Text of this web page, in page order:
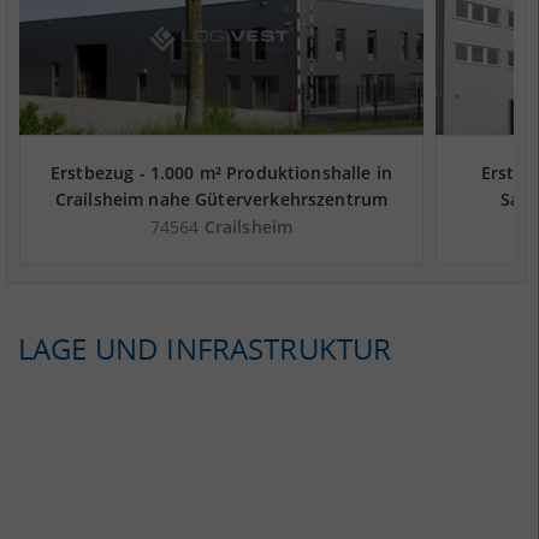
Erstbezug - 1.000 m² Produktionshalle in
Crailsheim nahe Güterverkehrszentrum
DUSS-Terminal Heilbronn - Landkreis
74564 Crailsheim
LAGE UND INFRASTRUKTUR